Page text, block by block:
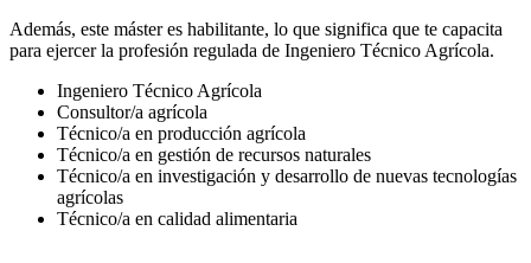
Además, este máster es habilitante, lo que significa que te capacita
para ejercer la profesión regulada de Ingeniero Técnico Agrícola.
Ingeniero Técnico Agrícola
Consultor/a agrícola
Técnico/a en producción agrícola
Técnico/a en gestión de recursos naturales
Técnico/a en investigación y desarrollo de nuevas tecnologías
agrícolas
Técnico/a en calidad alimentaria